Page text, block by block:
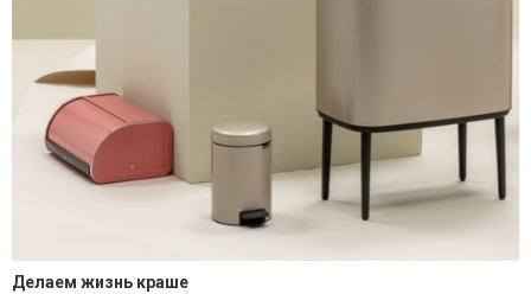
Делаем жизнь краше